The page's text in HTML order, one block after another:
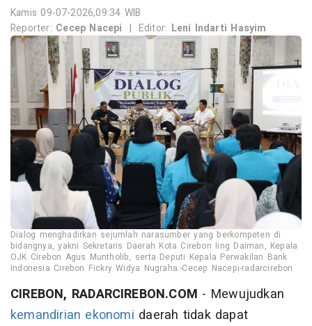
Kamis 09-07-2026,09:34 WIB
Reporter: Cecep Nacepi | Editor: Leni Indarti Hasyim
Dialog menghadirkan sejumlah narasumber yang berkompeten di
bidangnya, yakni Sekretaris Daerah Kota Cirebon Iing Daiman, Kepala
OJK Cirebon Agus Muntholib, serta Deputi Kepala Perwakilan Bank
Indonesia Cirebon Fickry Widya Nugraha.-Cecep Nacepi-radarcirebon
CIREBON, RADARCIREBON.COM - Mewujudkan
kemandirian ekonomi daerah tidak dapat